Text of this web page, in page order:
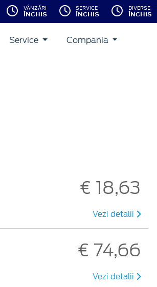
VÂNZĂRI
ÎNCHIS
SERVICE
ÎNCHIS
DIVERSE
ÎNCHIS
Service Compania
€ 18,63
Vezi detalii
€ 74,66
Vezi detalii